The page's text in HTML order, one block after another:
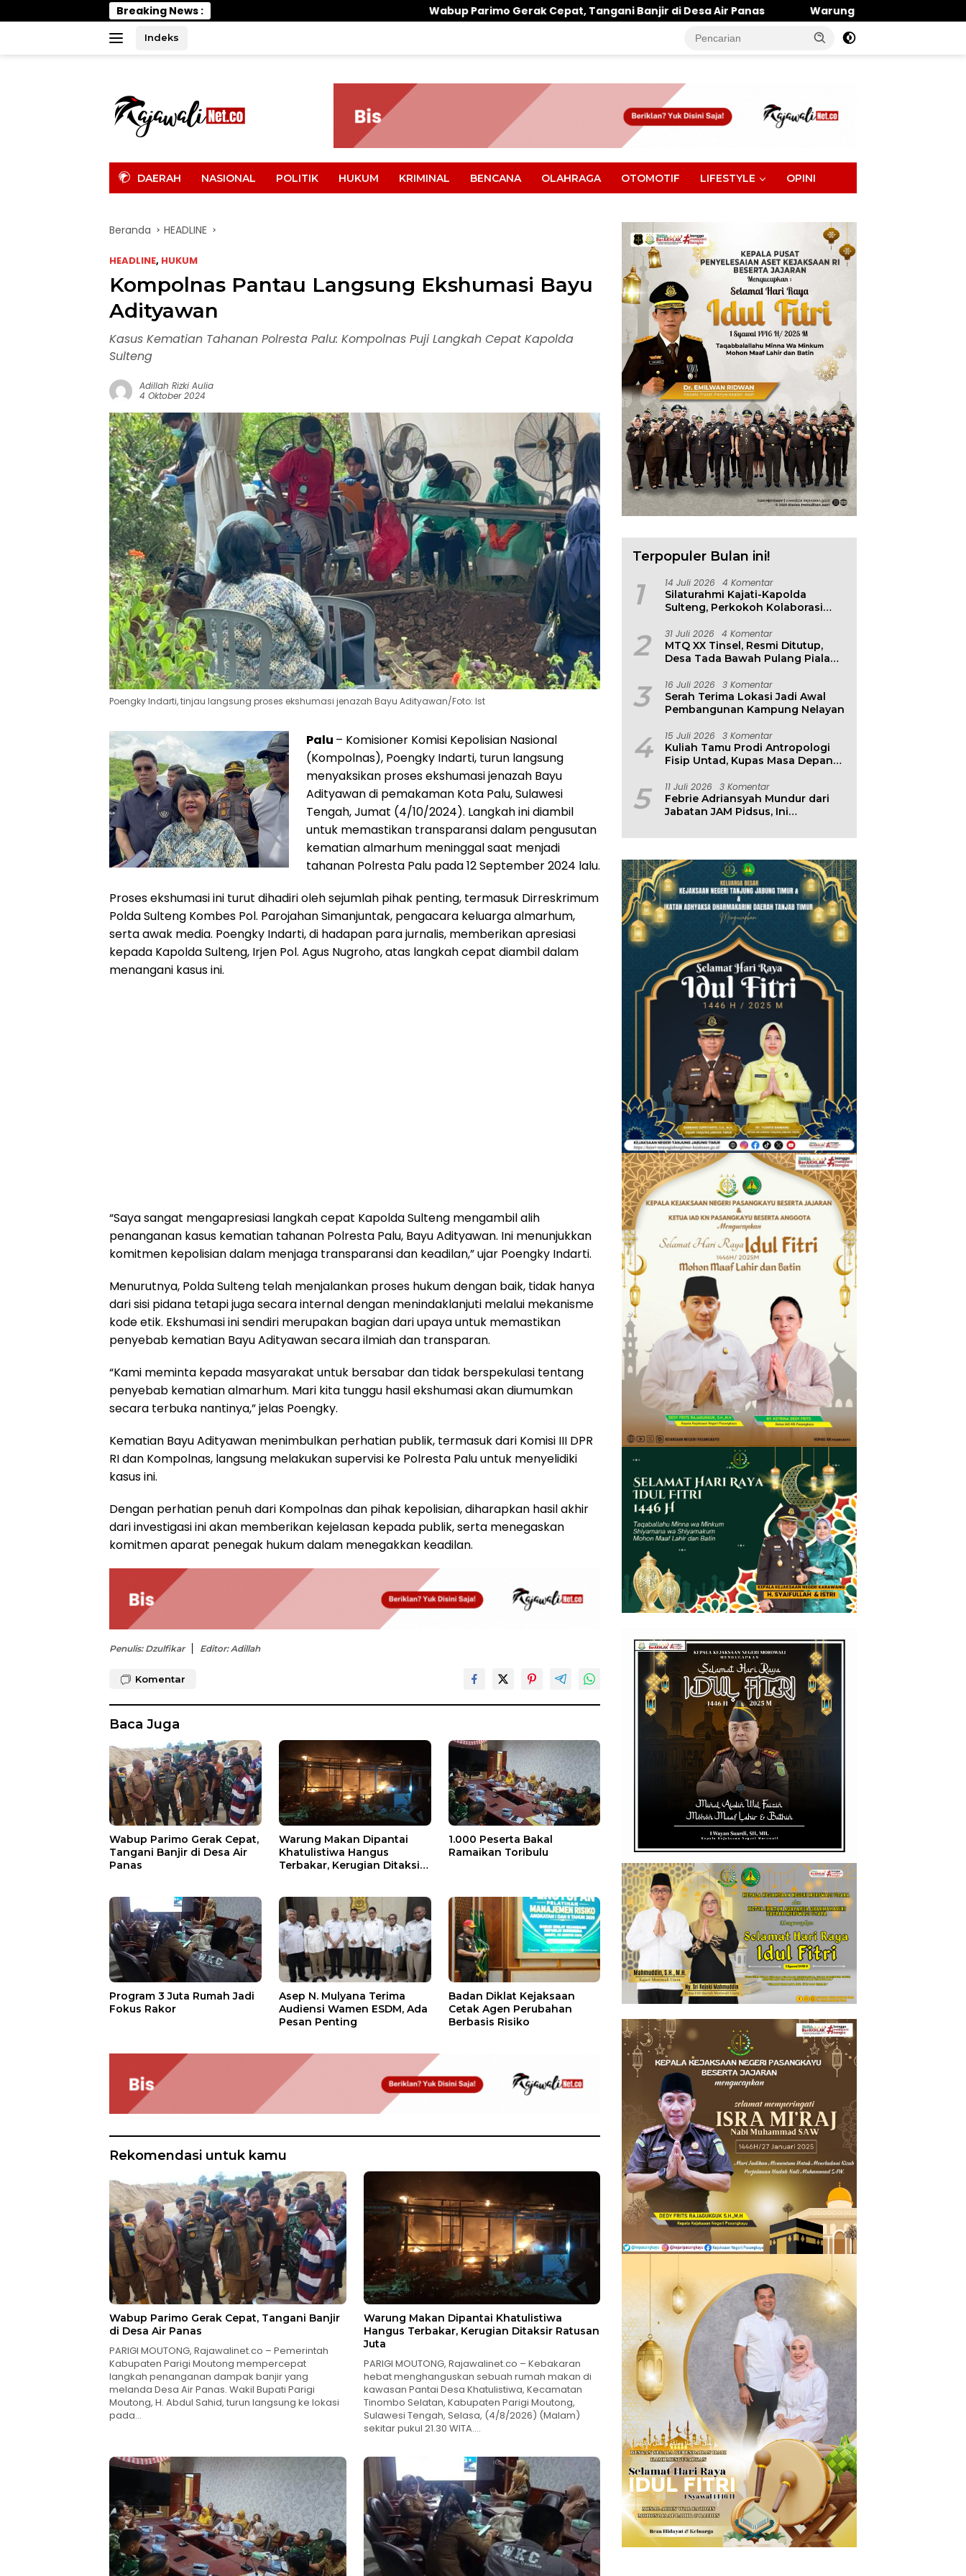
ke
Breaking News : Wabup Parimo Gerak Cepat, Tangani Banjir di Desa Air Panas Warung Makan Dipantai Khatulistiwa Hangus
Indeks
DAERAH NASIONAL POLITIK HUKUM KRIMINAL BENCANA OLAHRAGA OTOMOTIF LIFESTYLE OPINI
Beranda HEADLINE
HEADLINE, HUKUM
Kompolnas Pantau Langsung Ekshumasi Bayu
Adityawan
Kasus Kematian Tahanan Polresta Palu: Kompolnas Puji Langkah Cepat Kapolda
Sulteng
Adillah Rizki Aulia
4 Oktober 2024
Poengky Indarti, tinjau langsung proses ekshumasi jenazah Bayu Adityawan/Foto: Ist
Palu – Komisioner Komisi Kepolisian Nasional
(Kompolnas), Poengky Indarti, turun langsung
menyaksikan proses ekshumasi jenazah Bayu
Adityawan di pemakaman Kota Palu, Sulawesi
Tengah, Jumat (4/10/2024). Langkah ini diambil
untuk memastikan transparansi dalam pengusutan
kematian almarhum meninggal saat menjadi
tahanan Polresta Palu pada 12 September 2024 lalu.
Proses ekshumasi ini turut dihadiri oleh sejumlah pihak penting, termasuk Dirreskrimum
Polda Sulteng Kombes Pol. Parojahan Simanjuntak, pengacara keluarga almarhum,
serta awak media. Poengky Indarti, di hadapan para jurnalis, memberikan apresiasi
kepada Kapolda Sulteng, Irjen Pol. Agus Nugroho, atas langkah cepat diambil dalam
menangani kasus ini.
“Saya sangat mengapresiasi langkah cepat Kapolda Sulteng mengambil alih
penanganan kasus kematian tahanan Polresta Palu, Bayu Adityawan. Ini menunjukkan
komitmen kepolisian dalam menjaga transparansi dan keadilan,” ujar Poengky Indarti.
Menurutnya, Polda Sulteng telah menjalankan proses hukum dengan baik, tidak hanya
dari sisi pidana tetapi juga secara internal dengan menindaklanjuti melalui mekanisme
kode etik. Ekshumasi ini sendiri merupakan bagian dari upaya untuk memastikan
penyebab kematian Bayu Adityawan secara ilmiah dan transparan.
“Kami meminta kepada masyarakat untuk bersabar dan tidak berspekulasi tentang
penyebab kematian almarhum. Mari kita tunggu hasil ekshumasi akan diumumkan
secara terbuka nantinya,” jelas Poengky.
Kematian Bayu Adityawan menimbulkan perhatian publik, termasuk dari Komisi III DPR
RI dan Kompolnas, langsung melakukan supervisi ke Polresta Palu untuk menyelidiki
kasus ini.
Dengan perhatian penuh dari Kompolnas dan pihak kepolisian, diharapkan hasil akhir
dari investigasi ini akan memberikan kejelasan kepada publik, serta menegaskan
komitmen aparat penegak hukum dalam menegakkan keadilan.
Penulis: Dzulfikar Editor: Adillah
Komentar
Baca Juga
Wabup Parimo Gerak Cepat,
Tangani Banjir di Desa Air
Panas
Warung Makan Dipantai
Khatulistiwa Hangus
Terbakar, Kerugian Ditaksir
1.000 Peserta Bakal
Ramaikan Toribulu
Program 3 Juta Rumah Jadi
Fokus Rakor
Asep N. Mulyana Terima
Audiensi Wamen ESDM, Ada
Pesan Penting
Badan Diklat Kejaksaan
Cetak Agen Perubahan
Berbasis Risiko
Rekomendasi untuk kamu
Wabup Parimo Gerak Cepat, Tangani Banjir
di Desa Air Panas
PARIGI MOUTONG, Rajawalinet.co – Pemerintah
Kabupaten Parigi Moutong mempercepat
langkah penanganan dampak banjir yang
melanda Desa Air Panas. Wakil Bupati Parigi
Moutong, H. Abdul Sahid, turun langsung ke lokasi
pada…
Warung Makan Dipantai Khatulistiwa
Hangus Terbakar, Kerugian Ditaksir Ratusan
Juta
PARIGI MOUTONG, Rajawalinet.co – Kebakaran
hebat menghanguskan sebuah rumah makan di
kawasan Pantai Desa Khatulistiwa, Kecamatan
Tinombo Selatan, Kabupaten Parigi Moutong,
Sulawesi Tengah, Selasa, (4/8/2026) (Malam)
sekitar pukul 21.30 WITA….
Terpopuler Bulan ini!
1 14 Juli 2026 4 Komentar
Silaturahmi Kajati-Kapolda
Sulteng, Perkokoh Kolaborasi
2 31 Juli 2026 4 Komentar
MTQ XX Tinsel, Resmi Ditutup,
Desa Tada Bawah Pulang Piala
3 16 Juli 2026 3 Komentar
Serah Terima Lokasi Jadi Awal
Pembangunan Kampung Nelayan
4 15 Juli 2026 3 Komentar
Kuliah Tamu Prodi Antropologi
Fisip Untad, Kupas Masa Depan
Lingkungan
5 11 Juli 2026 3 Komentar
Febrie Adriansyah Mundur dari
Jabatan JAM Pidsus, Ini